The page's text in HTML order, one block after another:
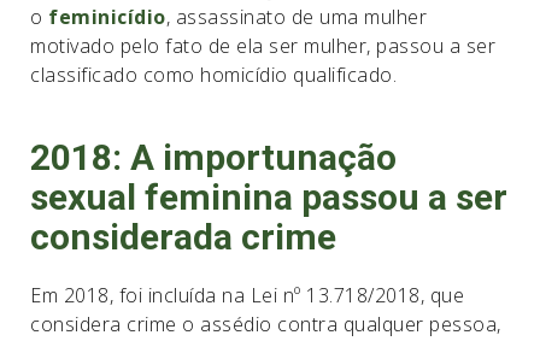
o feminicídio, assassinato de uma mulher
motivado pelo fato de ela ser mulher, passou a ser
classificado como homicídio qualificado.
2018: A importunação
sexual feminina passou a ser
considerada crime
Em 2018, foi incluída na Lei nº 13.718/2018, que
considera crime o assédio contra qualquer pessoa,